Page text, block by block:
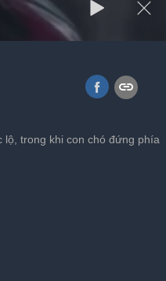
lộ, trong khi con chó đứng phía